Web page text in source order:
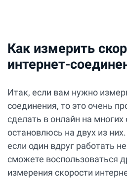
Как измерить
интернет-
Итак, если вам нужно
соединения, то это очень
сделать в онлайн на многих
остановлюсь на двух из
если один вдруг работать
сможете воспользоваться
измерения скорости